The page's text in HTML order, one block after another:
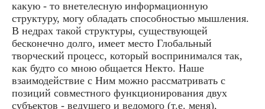
какую - то внетелесную информационную
структуру, могу обладать способностью мышления.
В недрах такой структуры, существующей
бесконечно долго, имеет место Глобальный
творческий процесс, который воспринимался так,
как будто со мною общается Некто. Наше
взаимодействие с Ним можно рассматривать с
позиций совместного функционирования двух
субъектов - ведущего и ведомого (т.е. меня),